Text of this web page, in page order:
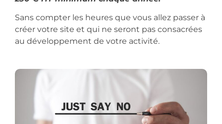
Sans compter les heures que vous allez passer à
créer votre site et qui ne seront pas consacrées
au développement de votre activité.